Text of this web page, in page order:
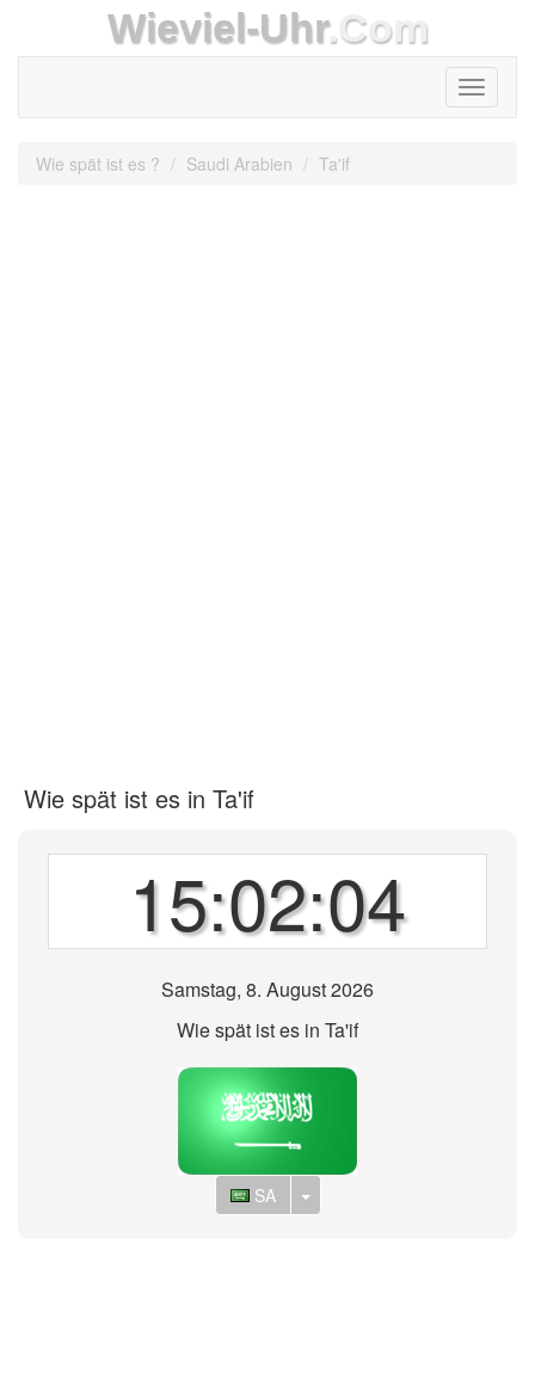
Wieviel-Uhr.Com
Toggle
Wie spät ist es ? Saudi Arabien Ta'if
Wie spät ist es in Ta'if
15:02:04
Samstag, 8. August 2026
Wie spät ist es in Ta'if
SA Toggle Dropdown